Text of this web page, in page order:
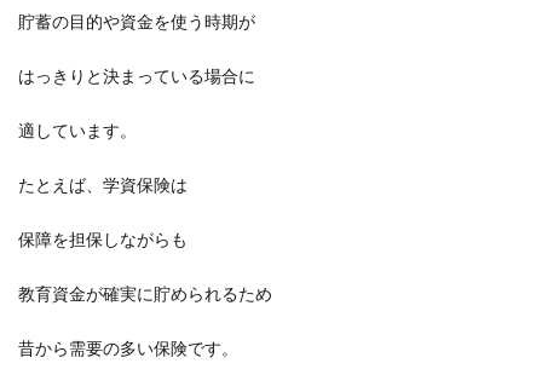
貯蓄の目的や資金を使う時期が
はっきりと決まっている場合に
適しています。
たとえば、学資保険は
保障を担保しながらも
教育資金が確実に貯められるため
昔から需要の多い保険です。